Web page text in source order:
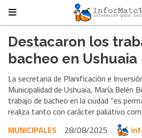
Destacaron los
bacheo en Ushuaia
La secretaria de Planificación e
Municipalidad de Ushuaia, María Belén
trabajo de bacheo en la ciudad “es
realiza tanto con carácter paliativo
MUNICIPALES
28/08/2025